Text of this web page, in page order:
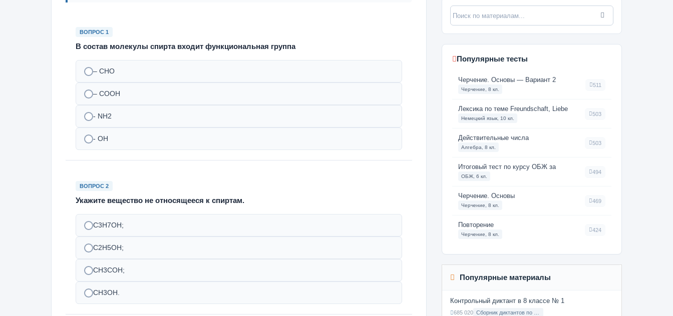
ВОПРОС 1
В состав молекулы спирта входит функциональная группа
– CHO
– COOH
- NH2
- OH
ВОПРОС 2
Укажите вещество не относящееся к спиртам.
C3H7OH;
C2H5OH;
CH3COH;
CH3OH.
Популярные тесты
Черчение. Основы — Вариант 2
Черчение, 8 кл.
511
Лексика по теме Freundschaft, Liebe
Немецкий язык, 10 кл.
503
Действительные числа
Алгебра, 8 кл.
503
Итоговый тест по курсу ОБЖ за
ОБЖ, 6 кл.
494
Черчение. Основы
Черчение, 8 кл.
469
Повторение
Черчение, 8 кл.
424
Популярные материалы
Контрольный диктант в 8 классе № 1
685 020